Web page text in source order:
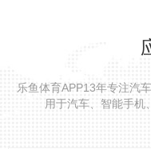
乐鱼体育APP13年专注汽
用于汽车、智能手机